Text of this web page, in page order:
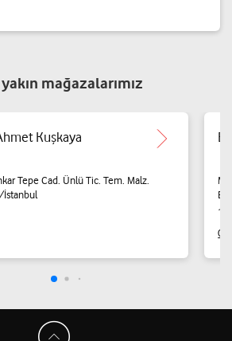
mağazalarımız
Kuşkaya
Tepe Cad. Ünlü Tic. Tem. Malz.
İstanbul